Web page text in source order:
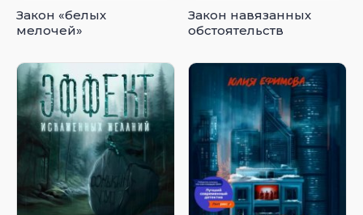
Закон «белых
мелочей»
Закон навязанных
обстоятельств